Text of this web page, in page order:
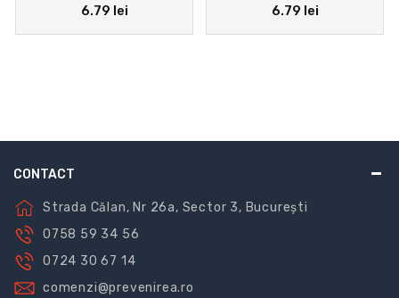
6.79 lei 6.79 lei
CONTACT
Strada Călan, Nr 26a, Sector 3, București
0758 59 34 56
0724 30 67 14
comenzi@prevenirea.ro